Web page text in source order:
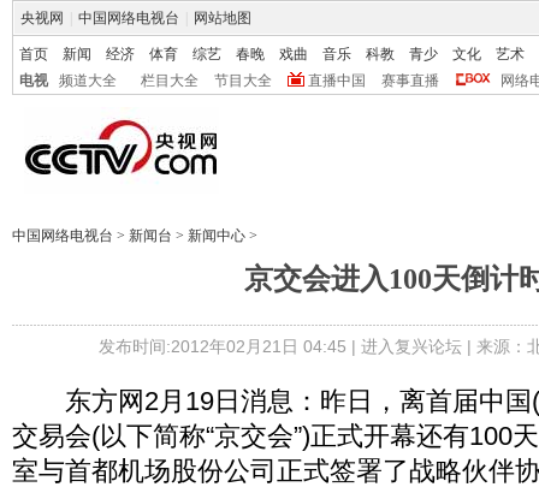
央视网 中国网络电视台 网站地图
首页 新闻 经济 体育 综艺 春晚 戏曲 音乐 科教 青少 文化
艺术
电视
频道大全 栏目大全 节目大全 直播中国 赛事直播 网络
中国网络电视台 > 新闻台 > 新闻中心 >
京交会进入100天倒计
发布时间:2012年02月21日 04:45 | 进入复兴论坛| 来源：
东方网2月19日消息：昨日，离首届中国(
交易会(以下简称“京交会”)正式开幕还有100
室与首都机场股份公司正式签署了战略伙伴